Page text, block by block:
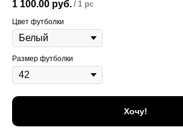
1 100.00 руб. / 1 pc
Цвет футболки
Размер футболки
Хочу!